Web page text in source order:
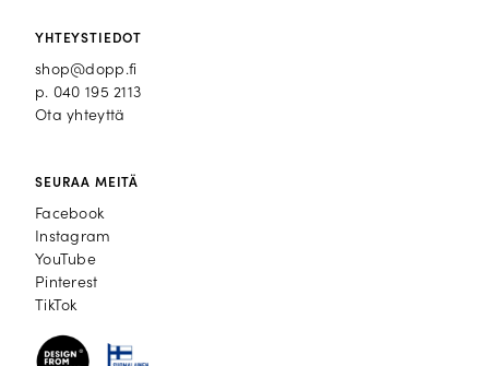
YHTEYSTIEDOT
shop@dopp.fi
p. 040 195 2113
Ota yhteyttä
SEURAA MEITÄ
Facebook
Facebook
Instagram
Instagram
YouTube
YouTube
Pinterest
Pinterest
TikTok
TikTok